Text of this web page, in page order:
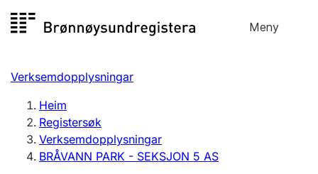
til
Meny
Registersøk
Aksjeselskap
Enkeltpersonføretak
Registrere, endre, slette
Verksemdopplysningar
Heim
Registersøk
Verksemdopplysningar
BRÅVANN PARK - SEKSJON 5 AS